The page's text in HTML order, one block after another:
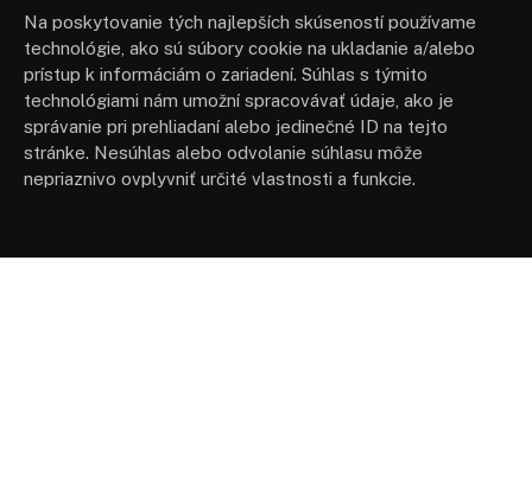
Na poskytovanie tých najlepších skúseností používame
technológie, ako sú súbory cookie na ukladanie a/alebo
prístup k informáciám o zariadení. Súhlas s týmito
technológiami nám umožní spracovávať údaje, ako je
správanie pri prehliadaní alebo jedinečné ID na tejto
stránke. Nesúhlas alebo odvolanie súhlasu môže
nepriaznivo ovplyvniť určité vlastnosti a funkcie.